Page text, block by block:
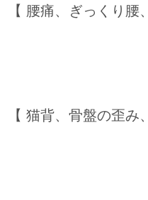
【 腰痛、ぎっくり腰
【 猫背、骨盤の歪み